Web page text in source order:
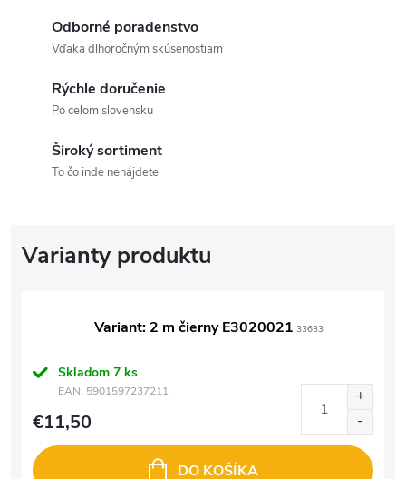
Odborné poradenstvo
Vďaka dlhoročným skúsenostiam
Rýchle doručenie
Po celom slovensku
Široký sortiment
To čo inde nenájdete
Variant: 2 m čierny E3020021 33633
Skladom 7 ks
EAN: 5901597237211
€11,50
DO KOŠÍKA